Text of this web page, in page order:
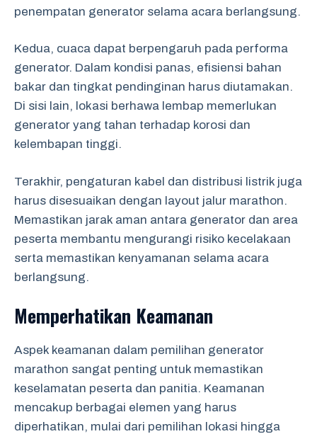
penempatan generator selama acara berlangsung.
Kedua, cuaca dapat berpengaruh pada performa
generator. Dalam kondisi panas, efisiensi bahan
bakar dan tingkat pendinginan harus diutamakan.
Di sisi lain, lokasi berhawa lembap memerlukan
generator yang tahan terhadap korosi dan
kelembapan tinggi.
Terakhir, pengaturan kabel dan distribusi listrik juga
harus disesuaikan dengan layout jalur marathon.
Memastikan jarak aman antara generator dan area
peserta membantu mengurangi risiko kecelakaan
serta memastikan kenyamanan selama acara
berlangsung.
Memperhatikan Keamanan
Aspek keamanan dalam pemilihan generator
marathon sangat penting untuk memastikan
keselamatan peserta dan panitia. Keamanan
mencakup berbagai elemen yang harus
diperhatikan, mulai dari pemilihan lokasi hingga